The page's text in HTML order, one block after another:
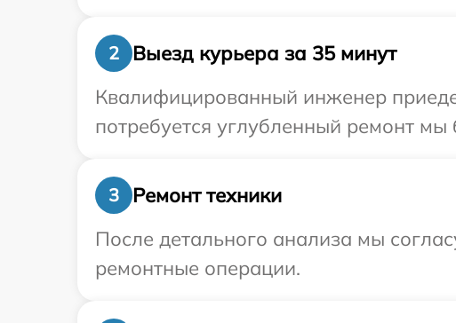
2
Выезд курьера за 35 минут
Квалифицированный инженер
потребуется углубленный ремонт
3
Ремонт техники
После детального анализа мы
ремонтные операции.